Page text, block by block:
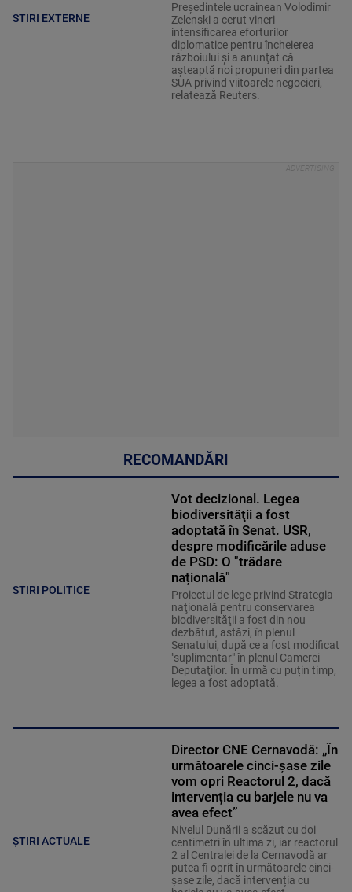
STIRI EXTERNE
Preşedintele ucrainean Volodimir
Zelenski a cerut vineri
intensificarea eforturilor
diplomatice pentru încheierea
războiului şi a anunţat că
aşteaptă noi propuneri din partea
SUA privind viitoarele negocieri,
relatează Reuters.
RECOMANDĂRI
STIRI POLITICE
Vot decizional. Legea
biodiversităţii a fost
adoptată în Senat. USR,
despre modificările aduse
de PSD: O "trădare
națională"
Proiectul de lege privind Strategia
naţională pentru conservarea
biodiversităţii a fost din nou
dezbătut, astăzi, în plenul
Senatului, după ce a fost modificat
"suplimentar" în plenul Camerei
Deputaţilor. În urmă cu puțin timp,
legea a fost adoptată.
ȘTIRI ACTUALE
Director CNE Cernavodă: „În
următoarele cinci-șase zile
vom opri Reactorul 2, dacă
intervenția cu barjele nu va
avea efect”
Nivelul Dunării a scăzut cu doi
centimetri în ultima zi, iar reactorul
2 al Centralei de la Cernavodă ar
putea fi oprit în următoarele cinci-
șase zile, dacă intervenția cu